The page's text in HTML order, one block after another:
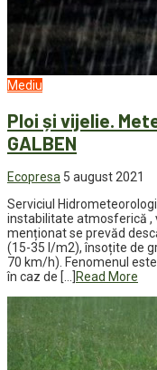
Mediu
Ploi și vijelie.
GALBEN
Ecopresa 5 august 2021
Serviciul
instabilitate atmosferică ,
menționat se prevăd
(15-35 l/m2), însoțite de
70 km/h). Fenomenul
în caz de […] Read More